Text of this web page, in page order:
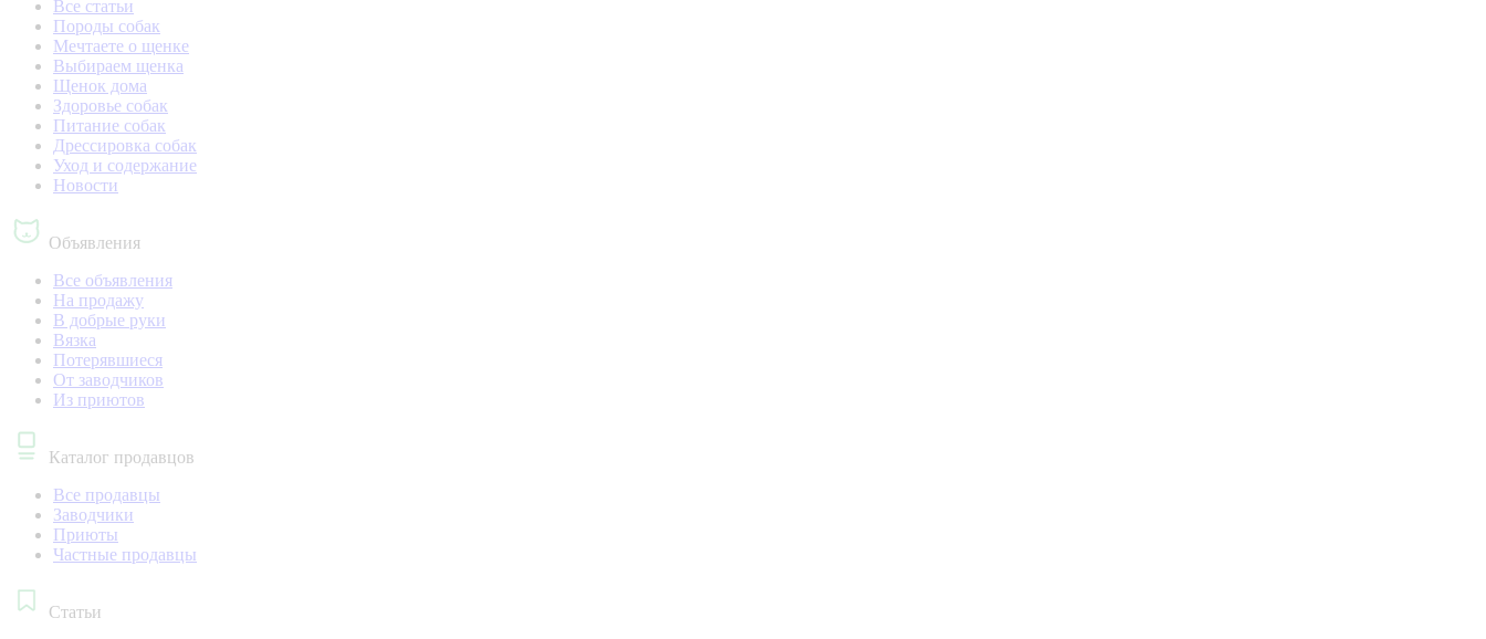
Все статьи
Породы собак
Мечтаете о щенке
Выбираем щенка
Щенок дома
Здоровье собак
Питание собак
Дрессировка собак
Уход и содержание
Новости
Объявления
Все объявления
На продажу
В добрые руки
Вязка
Потерявшиеся
От заводчиков
Из приютов
Каталог продавцов
Все продавцы
Заводчики
Приюты
Частные продавцы
Статьи